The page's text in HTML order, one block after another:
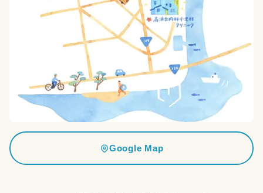
Google Map